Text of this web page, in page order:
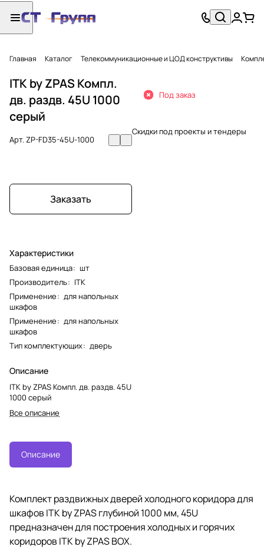
Главная Каталог Телекоммуникационные и ЦОД конструктивы
ITK by ZPAS Компл.
дв. раздв. 45U 1000
серый
Арт.ZP-FD35-45U-1000
Заказать
Характеристики
Базовая единица: шт
Производитель: ITK
Применение: для напольных
шкафов
Применение: для напольных
шкафов
Тип комплектующих: дверь
Описание
ITK by ZPAS Компл. дв. раздв. 45U
1000 серый
Все описание
Под заказ
Скидки под проекты и тендеры
Описание
Комплект раздвижных дверей холодного коридора для
шкафов ITK by ZPAS глубиной 1000 мм, 45U
предназначен для построения холодных и горячих
коридоров ITK by ZPAS BOX.